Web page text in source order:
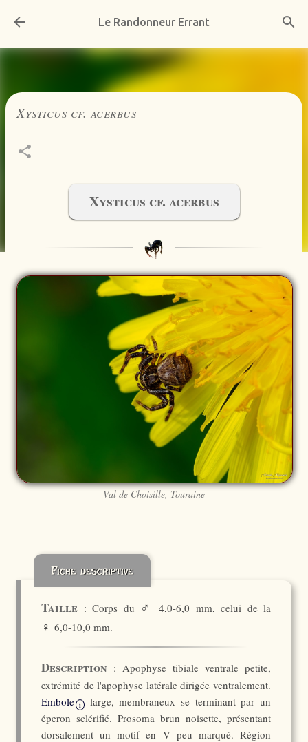
Accéder au contenu principal
Le Randonneur Errant
Xysticus cf. acerbus
Xysticus cf. acerbus
Val de Choisille, Touraine
Fiche descriptive
Taille : Corps du ♂ 4,0-6,0 mm, celui de la
♀ 6,0-10,0 mm.
Description : Apophyse tibiale ventrale petite,
extrémité de l'apophyse latérale dirigée ventralement.
Embole i
large, membraneux se terminant par un
éperon sclérifié. Prosoma brun noisette, présentant
dorsalement un motif en V peu marqué. Région